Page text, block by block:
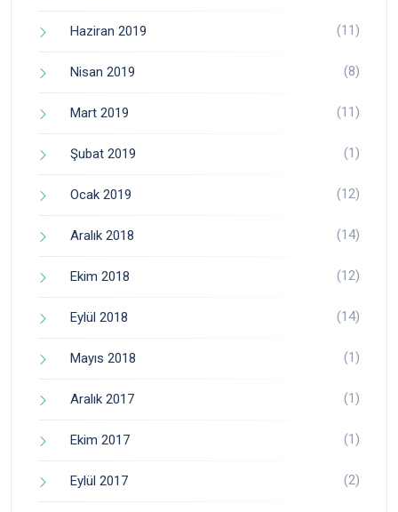
Haziran 2019 (11)
Nisan 2019 (8)
Mart 2019 (11)
Şubat 2019 (1)
Ocak 2019 (12)
Aralık 2018 (14)
Ekim 2018 (12)
Eylül 2018 (14)
Mayıs 2018 (1)
Aralık 2017 (1)
Ekim 2017 (1)
Eylül 2017 (2)